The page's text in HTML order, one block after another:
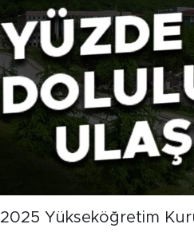
2025 Yükseköğretim